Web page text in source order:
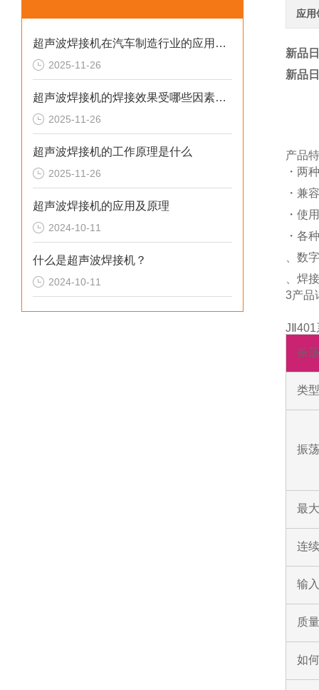
超声波焊接机在汽车制造行业的应用案例
2025-11-26
超声波焊接机的焊接效果受哪些因素影响
2025-11-26
超声波焊接机的工作原理是什么
2025-11-26
超声波焊接机的应用及原理
2024-10-11
什么是超声波焊接机？
2024-10-11
应用
新品
新品
产品
・两
・兼
・使
・各
、数
、焊
3产品
JⅡ401
振
类型
振
最
连
输
质
如